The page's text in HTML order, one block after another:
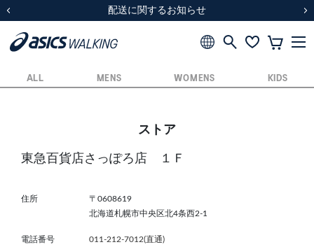
スクスク（SUKU2）価格改定のお知らせ
配送に関するお知らせ
スクスク（SUKU2）価格改定のお知らせ
配送に関するお知らせ
ALL MENS WOMENS KIDS
ストア
東急百貨店さっぽろ店 １Ｆ
住所
〒0608619
北海道札幌市中央区北4条西2-1
電話番号 011-212-7012(直通)